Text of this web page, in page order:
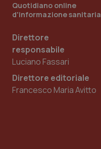
Quotidiano online
d'informazione sanitaria
Direttore
responsabile
Luciano Fassari
Direttore editoriale
Francesco Maria Avitto